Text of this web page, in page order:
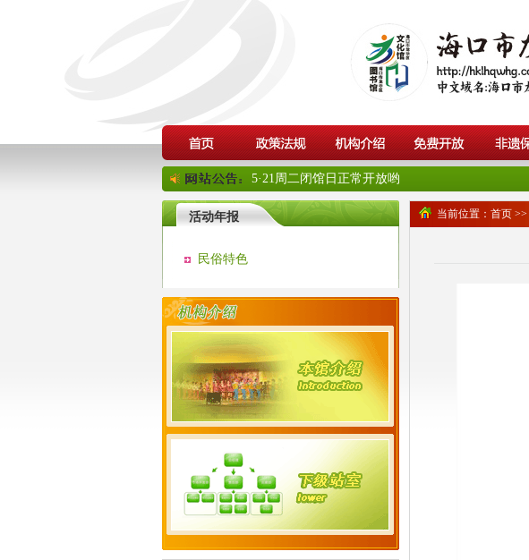
5·21周二闭馆日正常开放哟
活动年报
民俗特色
当前位置： 首页 >>